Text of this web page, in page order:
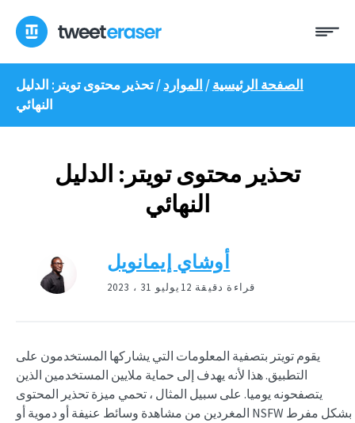
إلى
المحتوى
الصفحة الرئيسية/ الموارد/تحذير محتوى تويتر: الدليل
النهائي
تحذير محتوى تويتر: الدليل
النهائي
أوشاي إيمانويل
يوليو 31 ، 2023 12 قراءة دقيقة
يقوم تويتر بتصفية المعلومات التي يشاركها المستخدمون على
التطبيق. هذا لأنه يهدف إلى حماية ملايين المستخدمين الذين
يتصفحونه يوميا. على سبيل المثال ، تحمي ميزة تحذير المحتوى
المغردين من مشاهدة وسائط عنيفة أو دموية أو NSFW بشكل مفرط